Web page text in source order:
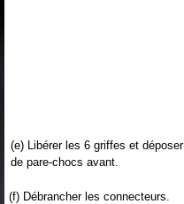
(e) Libérer les 6 griffes et
de pare-chocs avant.
(f) Débrancher les connecteurs.